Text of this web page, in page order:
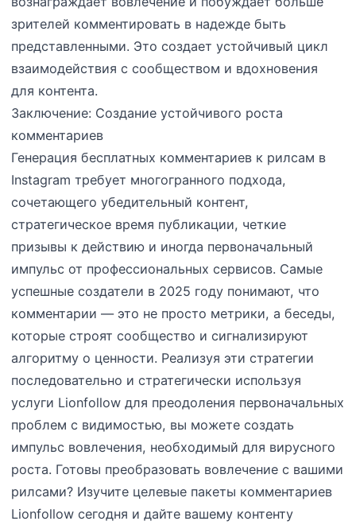
зрителей комментировать в надежде быть
представленными. Это создает устойчивый цикл
взаимодействия с сообществом и вдохновения
для контента.
Заключение: Создание устойчивого роста
комментариев
Генерация бесплатных комментариев к рилсам в
Instagram требует многогранного подхода,
сочетающего убедительный контент,
стратегическое время публикации, четкие
призывы к действию и иногда первоначальный
импульс от профессиональных сервисов. Самые
успешные создатели в 2025 году понимают, что
комментарии — это не просто метрики, а беседы,
которые строят сообщество и сигнализируют
алгоритму о ценности. Реализуя эти стратегии
последовательно и стратегически используя
услуги Lionfollow для преодоления первоначальных
проблем с видимостью, вы можете создать
импульс вовлечения, необходимый для вирусного
роста. Готовы преобразовать вовлечение с вашими
рилсами? Изучите целевые пакеты комментариев
Lionfollow сегодня и дайте вашему контенту